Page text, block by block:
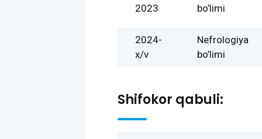
2023
bo’limi
2024-
x/v
Nefrologiya
bo’limi
Shifokor qabuli: